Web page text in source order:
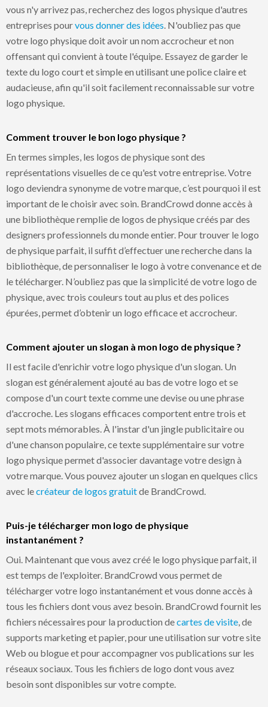
vous n'y arrivez pas, recherchez des logos physique d'autres
entreprises pourvous donner des idées . N'oubliez pas que
votre logo physique doit avoir un nom accrocheur et non
offensant qui convient à toute l'équipe. Essayez de garder le
texte du logo court et simple en utilisant une police claire et
audacieuse, afin qu'il soit facilement reconnaissable sur votre
logo physique.
Comment trouver le bon logo physique ?
En termes simples, les logos de physique sont des
représentations visuelles de ce qu'est votre entreprise. Votre
logo deviendra synonyme de votre marque, c’est pourquoi il est
important de le choisir avec soin. BrandCrowd donne accès à
une bibliothèque remplie de logos de physique créés par des
designers professionnels du monde entier. Pour trouver le logo
de physique parfait, il suffit d’effectuer une recherche dans la
bibliothèque, de personnaliser le logo à votre convenance et de
le télécharger. N’oubliez pas que la simplicité de votre logo de
physique, avec trois couleurs tout au plus et des polices
épurées, permet d’obtenir un logo efficace et accrocheur.
Comment ajouter un slogan à mon logo de physique ?
Il est facile d'enrichir votre logo physique d'un slogan. Un
slogan est généralement ajouté au bas de votre logo et se
compose d'un court texte comme une devise ou une phrase
d'accroche. Les slogans efficaces comportent entre trois et
sept mots mémorables. À l'instar d'un jingle publicitaire ou
d'une chanson populaire, ce texte supplémentaire sur votre
logo physique permet d'associer davantage votre design à
votre marque. Vous pouvez ajouter un slogan en quelques clics
avec lecréateur de logos gratuitde BrandCrowd.
Puis-je télécharger mon logo de physique
instantanément ?
Oui. Maintenant que vous avez créé le logo physique parfait, il
est temps de l'exploiter. BrandCrowd vous permet de
télécharger votre logo instantanément et vous donne accès à
tous les fichiers dont vous avez besoin. BrandCrowd fournit les
fichiers nécessaires pour la production decartes de visite , de
supports marketing et papier, pour une utilisation sur votre site
Web ou blogue et pour accompagner vos publications sur les
réseaux sociaux. Tous les fichiers de logo dont vous avez
besoin sont disponibles sur votre compte.